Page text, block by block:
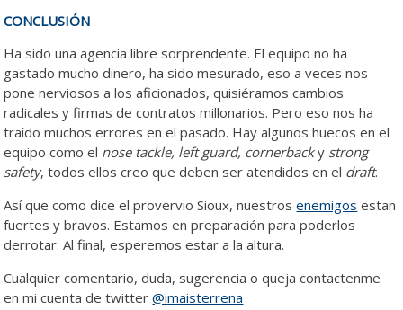
CONCLUSIÓN
Ha sido una agencia libre sorprendente. El equipo no ha
gastado mucho dinero, ha sido mesurado, eso a veces nos
pone nerviosos a los aficionados, quisiéramos cambios
radicales y firmas de contratos millonarios. Pero eso nos ha
traído muchos errores en el pasado. Hay algunos huecos en el
equipo como el nose tackle, left guard, cornerbacky strong
safety, todos ellos creo que deben ser atendidos en el draft.
Así que como dice el provervio Sioux, nuestrosenemigos estan
fuertes y bravos. Estamos en preparación para poderlos
derrotar. Al final, esperemos estar a la altura.
Cualquier comentario, duda, sugerencia o queja contactenme
en mi cuenta de twitter@imaisterrena